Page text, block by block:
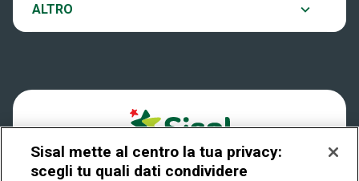
Play Your Date
Dove si gioca
Quanto si vince
Come riscuotere
ALTRO
Notifiche
Privacy
Sisal mette al centro la tua privacy:
scegli tu quali dati condividere